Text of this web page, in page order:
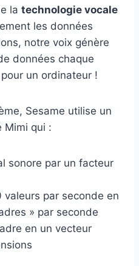
la technologie vocale
les données
notre voix génère
données chaque
un ordinateur !
Sesame utilise un
Mimi qui :
sonore par un facteur
par seconde en
» par seconde
en un vecteur